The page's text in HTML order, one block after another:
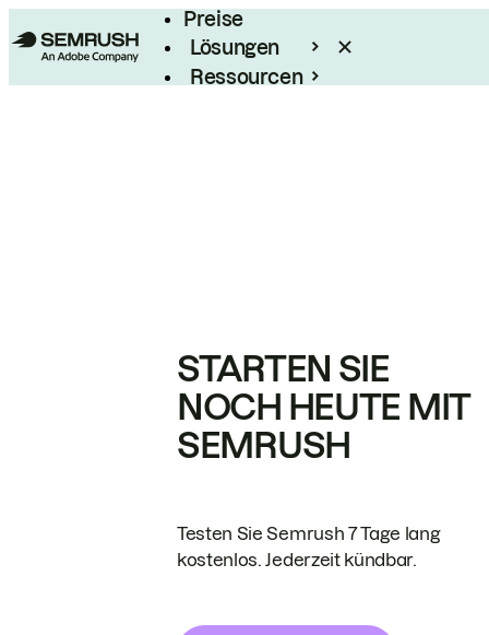
Preise
Lösungen
Ressourcen
STARTEN SIE
NOCH HEUTE MIT
SEMRUSH
Testen Sie Semrush 7 Tage lang
kostenlos. Jederzeit kündbar.